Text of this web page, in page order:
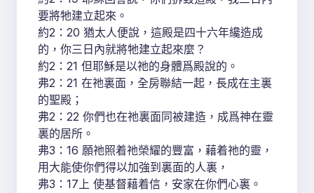
要將牠建立起來。
約2：20 猶太人便說，這殿是四十六年纔造成
的，你三日內就將牠建立起來麼？
約2：21 但耶穌是以祂的身體爲殿說的。
弗2：21 在祂裏面，全房聯結一起，長成在主裏
的聖殿；
弗2：22 你們也在祂裏面同被建造，成爲神在靈
裏的居所。
弗3：16 願祂照着祂榮耀的豐富，藉着祂的靈，
用大能使你們得以加強到裏面的人裏，
弗3：17上 使基督藉着信，安家在你們心裏。